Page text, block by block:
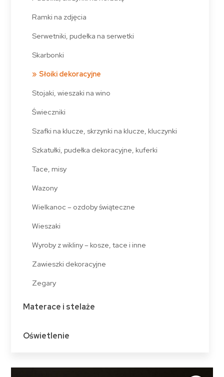
Ramki na zdjęcia
Serwetniki, pudełka na serwetki
Skarbonki
Słoiki dekoracyjne
Stojaki, wieszaki na wino
Świeczniki
Szafki na klucze, skrzynki na klucze, kluczynki
Szkatułki, pudełka dekoracyjne, kuferki
Tace, misy
Wazony
Wielkanoc – ozdoby świąteczne
Wieszaki
Wyroby z wikliny – kosze, tace i inne
Zawieszki dekoracyjne
Zegary
Materace i stelaże
Oświetlenie